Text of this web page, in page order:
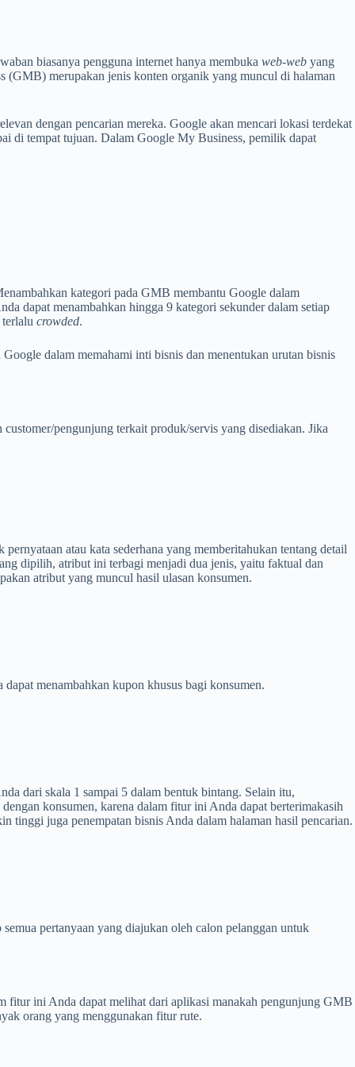
biasanya pengguna internet hanya membuka web-web yang
(GMB) merupakan jenis konten organik yang muncul di halaman
dengan pencarian mereka. Google akan mencari lokasi terdekat
di tempat tujuan. Dalam Google My Business, pemilik dapat
kategori pada GMB membantu Google dalam
dapat menambahkan hingga 9 kategori sekunder dalam setiap
crowded.
Google dalam memahami inti bisnis dan menentukan urutan bisnis
pengunjung terkait produk/servis yang disediakan. Jika
atau kata sederhana yang memberitahukan tentang detail
dipilih, atribut ini terbagi menjadi dua jenis, yaitu faktual dan
atribut yang muncul hasil ulasan konsumen.
menambahkan kupon khusus bagi konsumen.
dari skala 1 sampai 5 dalam bentuk bintang. Selain itu,
konsumen, karena dalam fitur ini Anda dapat berterimakasih
tinggi juga penempatan bisnis Anda dalam halaman hasil pencarian.
pertanyaan yang diajukan oleh calon pelanggan untuk
fitur ini Anda dapat melihat dari aplikasi manakah pengunjung GMB
orang yang menggunakan fitur rute.